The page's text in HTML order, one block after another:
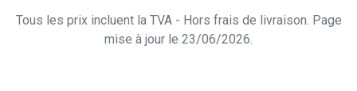
Tous les prix incluent la TVA - Hors frais de livraison. Page
mise à jour le 23/06/2026.